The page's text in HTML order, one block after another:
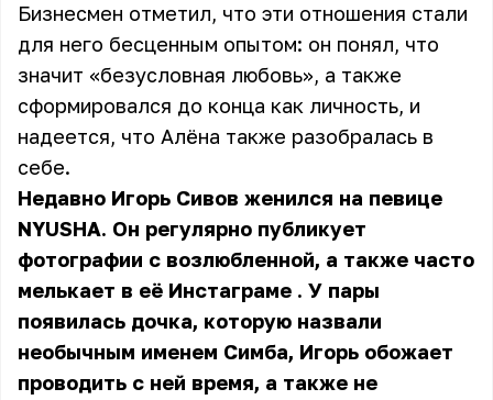
Бизнесмен отметил, что эти отношения стали
для него бесценным опытом: он понял, что
значит «безусловная любовь», а также
сформировался до конца как личность, и
надеется, что Алёна также разобралась в
себе.
Недавно Игорь Сивов женился на певице
NYUSHA. Он регулярно публикует
фотографии с возлюбленной, а также часто
мелькает в её Инстаграме . У пары
появилась дочка, которую назвали
необычным именем Симба, Игорь обожает
проводить с ней время, а также не